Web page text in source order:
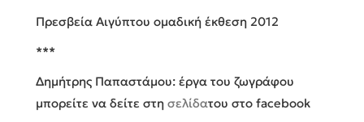
Πρεσβεία Αιγύπτου ομαδική έκθεση 2012
***
Δημήτρης Παπαστάμου: έργα του ζωγράφου
μπορείτε να δείτε στη σελίδατου στο facebook